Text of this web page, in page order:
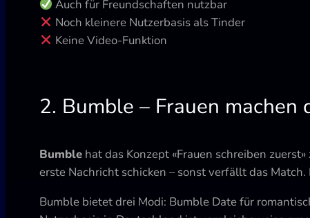
Auch für Freundschaften nutzbar
Noch kleinere Nutzerbasis als Tinder
Keine Video-Funktion
2. Bumble – Frauen machen
Bumble hat das Konzept «Frauen schreiben
erste Nachricht schicken – sonst verfällt das
Bumble bietet drei Modi: Bumble Date für